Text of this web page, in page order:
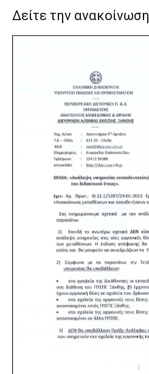
Δείτε την ανακοίνωση